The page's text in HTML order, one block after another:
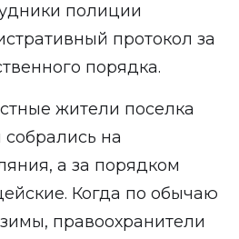
полиции
протокол за
порядка.
жители поселка
собрались на
а за порядком
Когда по обычаю
правоохранители